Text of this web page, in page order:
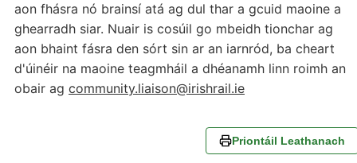
aon fhásra nó brainsí atá ag dul thar a gcuid maoine a
ghearradh siar. Nuair is cosúil go mbeidh tionchar ag
aon bhaint fásra den sórt sin ar an iarnród, ba cheart
d'úinéir na maoine teagmháil a dhéanamh linn roimh an
obair ag community.liaison@irishrail.ie
Priontáil Leathanach